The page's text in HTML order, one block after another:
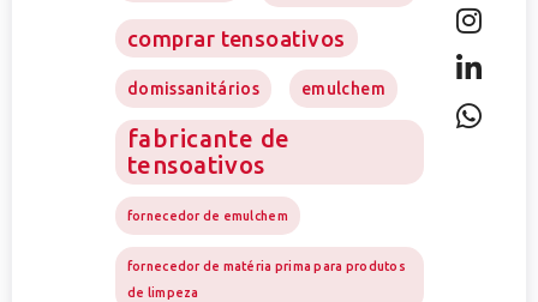
comprar tensoativos
domissanitários emulchem
fabricante de
tensoativos
fornecedor de emulchem
fornecedor de matéria prima para produtos
de limpeza